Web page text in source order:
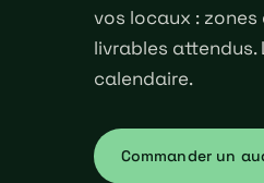
vos locaux :
livrables attendus.
calendaire.
Commander un